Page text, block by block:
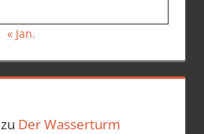
« Jan.
zu Der Wasserturm